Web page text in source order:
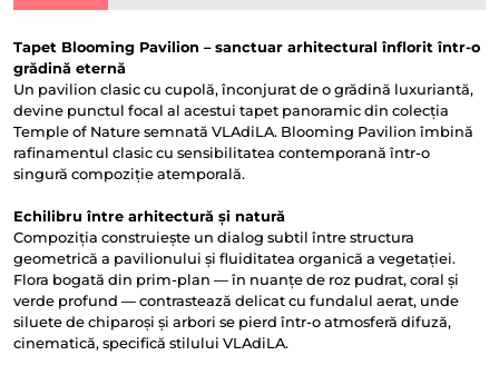
Tapet Blooming Pavilion – sanctuar arhitectural înflorit într-o
grădină eternă
Un pavilion clasic cu cupolă, înconjurat de o grădină luxuriantă,
devine punctul focal al acestui tapet panoramic din colecția
Temple of Nature semnată VLAdiLA. Blooming Pavilion îmbină
rafinamentul clasic cu sensibilitatea contemporană într-o
singură compoziție atemporală.
Echilibru între arhitectură și natură
Compoziția construiește un dialog subtil între structura
geometrică a pavilionului și fluiditatea organică a vegetației.
Flora bogată din prim-plan — în nuanțe de roz pudrat, coral și
verde profund — contrastează delicat cu fundalul aerat, unde
siluete de chiparoși și arbori se pierd într-o atmosferă difuză,
cinematică, specifică stilului VLAdiLA.